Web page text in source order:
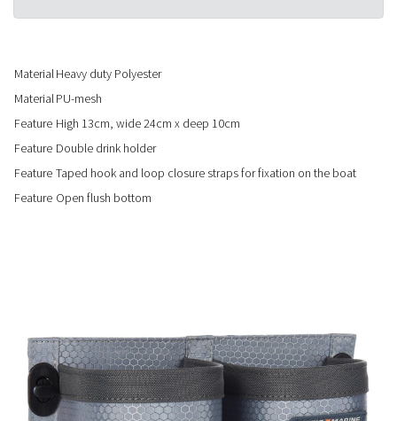
MaterialHeavy duty Polyester
MaterialPU-mesh
Feature High 13cm, wide 24cm x deep 10cm
Feature Double drink holder
Feature Taped hook and loop closure straps for fixation on the boat
Feature Open flush bottom